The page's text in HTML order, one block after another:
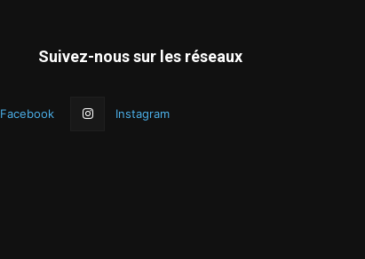
Suivez-nous sur les réseaux
Facebook Instagram